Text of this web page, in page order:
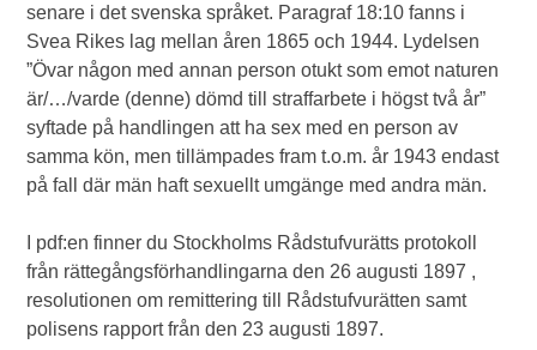
senare i det svenska språket. Paragraf 18:10 fanns i
Svea Rikes lag mellan åren 1865 och 1944. Lydelsen
”Övar någon med annan person otukt som emot naturen
är/…/varde (denne) dömd till straffarbete i högst två år”
syftade på handlingen att ha sex med en person av
samma kön, men tillämpades fram t.o.m. år 1943 endast
på fall där män haft sexuellt umgänge med andra män.
I pdf:en finner du Stockholms Rådstufvurätts protokoll
från rättegångsförhandlingarna den 26 augusti 1897 ,
resolutionen om remittering till Rådstufvurätten samt
polisens rapport från den 23 augusti 1897.